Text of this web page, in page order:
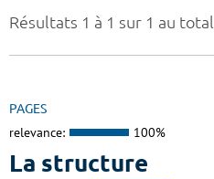
Résultats 1 à 1 sur 1 au total
PAGES
relevance: 100%
La structure